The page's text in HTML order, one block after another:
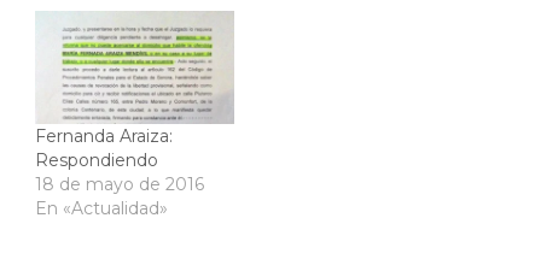
Fernanda Araiza:
Respondiendo
18 de mayo de 2016
En «Actualidad»